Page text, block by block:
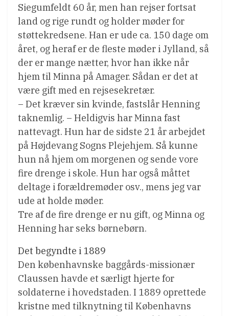
Siegumfeldt 60 år, men han rejser fortsat
land og rige rundt og holder møder for
støttekredsene. Han er ude ca. 150 dage om
året, og heraf er de fleste møder i Jylland, så
der er mange nætter, hvor han ikke når
hjem til Minna på Amager. Sådan er det at
være gift med en rejsesekretær.
– Det kræver sin kvinde, fastslår Henning
taknemlig. – Heldigvis har Minna fast
nattevagt. Hun har de sidste 21 år arbejdet
på Højdevang Sogns Plejehjem. Så kunne
hun nå hjem om morgenen og sende vore
fire drenge i skole. Hun har også måttet
deltage i forældremøder osv., mens jeg var
ude at holde møder.
Tre af de fire drenge er nu gift, og Minna og
Henning har seks børnebørn.
Det begyndte i 1889
Den københavnske baggårds-missionær
Claussen havde et særligt hjerte for
soldaterne i hovedstaden. I 1889 oprettede
kristne med tilknytning til Københavns